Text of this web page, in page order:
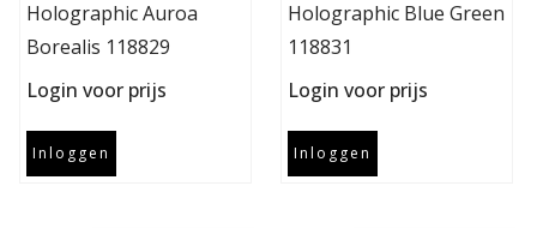
Holographic Auroa
Borealis 118829
Login voor prijs
Inloggen
Holographic Blue Green
118831
Login voor prijs
Inloggen